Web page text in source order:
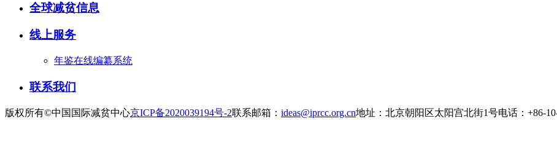
全球减贫信息
线上服务
年鉴在线编纂系统
联系我们
版权所有©中国国际减贫中心京ICP备2020039194号-2联系邮箱： ideas@iprcc.org.cn地址：北京朝阳区太阳宫北街1号电话：+86-